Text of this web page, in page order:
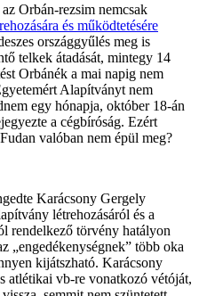
Orbán-rezsim nemcsak
és működtetésére
országgyűlés meg is
telkek átadását, mintegy 14
Orbánék a mai napig nem
Alapítványt nem
egy hónapja, október 18-án
a cégbíróság. Ezért
valóban nem épül meg?
Karácsony Gergely
létrehozásáról és a
rendelkező törvény hatályon
„engedékenységnek” több oka
kijátszható. Karácsony
atlétikai vb-re vonatkozó vétóját,